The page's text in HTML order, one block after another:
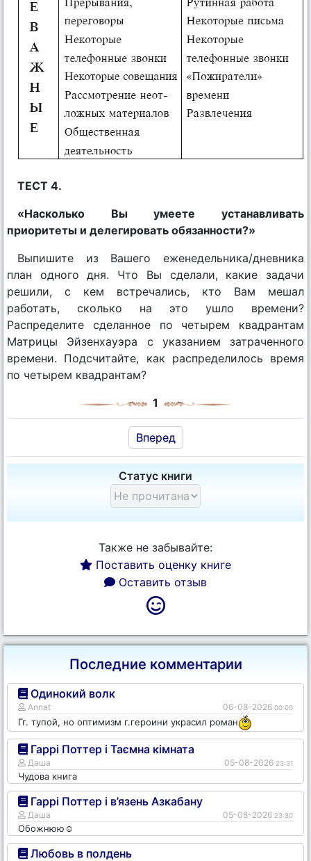
ТЕСТ 4.
«Насколько Вы умеете устанавливать
приоритеты и делегировать обязанности?»
Выпишите из Вашего еженедельника/дневника
план одного дня. Что Вы сделали, какие задачи
решили, с кем встречались, кто Вам мешал
работать, сколько на это ушло времени?
Распределите сделанное по четырем квадрантам
Матрицы Эйзенхауэра с указанием затраченного
времени. Подсчитайте, как распределилось время
по четырем квадрантам?
1
Вперед
Статус книги
Также не забывайте:
Поставить оценку книге
Оставить отзыв
Последние комментарии
Одинокий волк
Annat 06-08-2026 00:00
Гг. тупой, но оптимизм г.героини украсил роман
Гаррі Поттер і Таємна кімната
Даша 05-08-2026 23:31
Чудова книга
Гаррі Поттер і в’язень Азкабану
Даша 05-08-2026 23:30
Обожнюю☺️
Любовь в полдень